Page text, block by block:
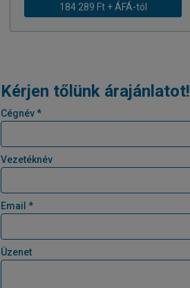
184 289 Ft + ÁFÁ-tól
Kérjen tőlünk árajánlatot!
Cégnév *
Vezetéknév
Email *
Üzenet